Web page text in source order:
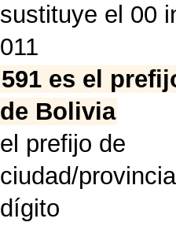
sustituye el 00
011
591 es el
de Bolivia
el prefijo de
ciudad/
dígito